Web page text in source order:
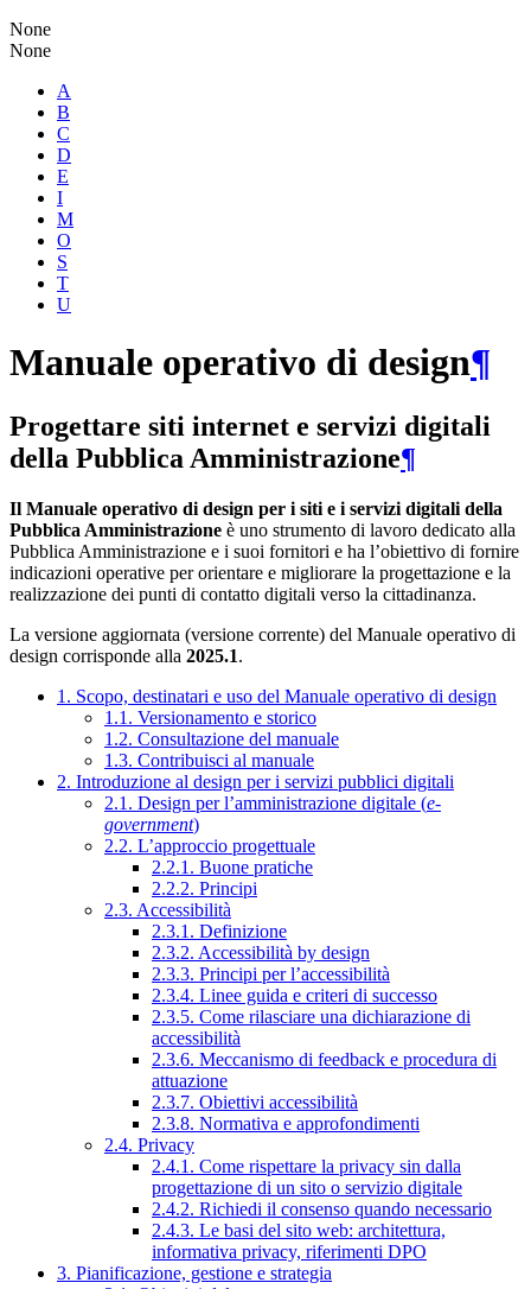
None
None
A
B
C
D
E
I
M
O
S
T
U
Manuale operativo di design¶
Progettare siti internet e servizi digitali
della Pubblica Amministrazione¶
Il Manuale operativo di design per i siti e i servizi digitali della
Pubblica Amministrazione è uno strumento di lavoro dedicato alla
Pubblica Amministrazione e i suoi fornitori e ha l’obiettivo di fornire
indicazioni operative per orientare e migliorare la progettazione e la
realizzazione dei punti di contatto digitali verso la cittadinanza.
La versione aggiornata (versione corrente) del Manuale operativo di
design corrisponde alla 2025.1.
1. Scopo, destinatari e uso del Manuale operativo di design
1.1. Versionamento e storico
1.2. Consultazione del manuale
1.3. Contribuisci al manuale
2. Introduzione al design per i servizi pubblici digitali
2.1. Design per l’amministrazione digitale (e-
government)
2.2. L’approccio progettuale
2.2.1. Buone pratiche
2.2.2. Principi
2.3. Accessibilità
2.3.1. Definizione
2.3.2. Accessibilità by design
2.3.3. Principi per l’accessibilità
2.3.4. Linee guida e criteri di successo
2.3.5. Come rilasciare una dichiarazione di
accessibilità
2.3.6. Meccanismo di feedback e procedura di
attuazione
2.3.7. Obiettivi accessibilità
2.3.8. Normativa e approfondimenti
2.4. Privacy
2.4.1. Come rispettare la privacy sin dalla
progettazione di un sito o servizio digitale
2.4.2. Richiedi il consenso quando necessario
2.4.3. Le basi del sito web: architettura,
informativa privacy, riferimenti DPO
3. Pianificazione, gestione e strategia